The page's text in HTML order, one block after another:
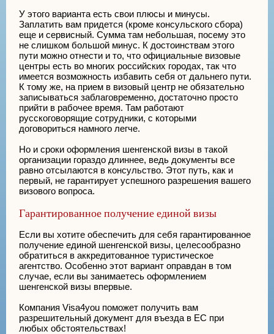
У этого варианта есть свои плюсы и минусы.
Заплатить вам придется (кроме консульского сбора)
еще и сервисный. Сумма там небольшая, посему это
не слишком большой минус. К достоинствам этого
пути можно отнести и то, что официальные визовые
центры есть во многих российских городах, так что
имеется возможность избавить себя от дальнего пути.
К тому же, на прием в визовый центр не обязательно
записываться заблаговременно, достаточно просто
прийти в рабочее время. Там работают
русскоговорящие сотрудники, с которыми
договориться намного легче.
Но и сроки оформления шенгенской визы в такой
организации гораздо длиннее, ведь документы все
равно отсылаются в консульство. Этот путь, как и
первый, не гарантирует успешного разрешения вашего
визового вопроса.
Гарантированное получение единой визы
Если вы хотите обеспечить для себя гарантированное
получение единой шенгенской визы, целесообразно
обратиться в аккредитованное туристическое
агентство. Особенно этот вариант оправдан в том
случае, если вы занимаетесь оформлением
шенгенской визы впервые.
Компания Visa4you поможет получить вам
разрешительный документ для въезда в ЕС при
любых обстоятельствах!